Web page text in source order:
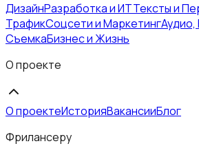
ДизайнРазработка и ИТТексты и
ТрафикСоцсети и МаркетингАудио,
СъемкаБизнес и Жизнь
О проекте
О проектеИсторияВакансииБлог
Фрилансеру